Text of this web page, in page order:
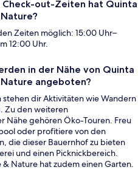
Check-out-Zeiten hat Quinta
Zeiten möglich: 15:00 Uhr–
12:00 Uhr.
in der Nähe von Quinta
angeboten?
dir Aktivitäten wie Wandern
Zu den weiteren
Nähe gehören Öko-Touren. Freu
oder profitiere von den
die dieser Bauernhof zu bieten
und einen Picknickbereich.
Nature hat zudem einen Garten.